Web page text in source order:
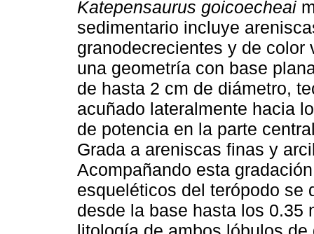
Katepensaurus goicoecheai
sedimentario incluye
granodecrecientes y de
una geometría con base
de hasta 2 cm de diámetro,
acuñado lateralmente hacia
de potencia en la parte
Grada a areniscas finas y
Acompañando esta
esqueléticos del terópodo se
desde la base hasta los 0.35